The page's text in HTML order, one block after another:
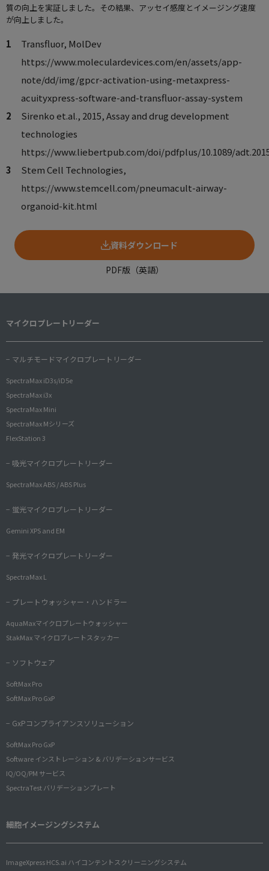
質の向上を実証しました。その結果、アッセイ感度とイメージング速度
が向上しました。
Transfluor, MolDev
https://www.moleculardevices.com/en/assets/app-
note/dd/img/gpcr-activation-using-metaxpress-
acuityxpress-software-and-transfluor-assay-system
Sirenko et.al., 2015, Assay and drug development
technologies
https://www.liebertpub.com/doi/pdfplus/10.1089/
Stem Cell Technologies,
https://www.stemcell.com/pneumacult-airway-
organoid-kit.html
資料ダウンロード
PDF版（英語）
マイクロプレートリーダー
− マルチモードマイクロプレートリーダー
SpectraMax iD3s/iD5e
SpectraMax i3x
SpectraMax Mini
SpectraMax Mシリーズ
FlexStation 3
− 吸光マイクロプレートリーダー
SpectraMax ABS / ABS Plus
− 蛍光マイクロプレートリーダー
Gemini XPS and EM
− 発光マイクロプレートリーダー
SpectraMax L
− プレートウォッシャー・ハンドラー
AquaMaxマイクロプレートウォッシャー
StakMax マイクロプレートスタッカー
− ソフトウェア
SoftMax Pro
SoftMax Pro GxP
− GxPコンプライアンスソリューション
SoftMax Pro GxP
Software インストレーション & バリデーションサービス
IQ/OQ/PM サービス
SpectraTest バリデーションプレート
細胞イメージングシステム
ImageXpress HCS.ai ハイコンテントスクリーニングシステム